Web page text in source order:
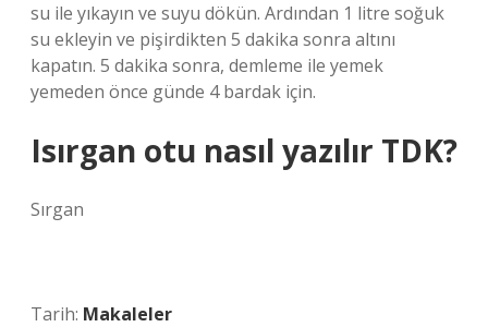
su ile yıkayın ve suyu dökün. Ardından 1 litre soğuk
su ekleyin ve pişirdikten 5 dakika sonra altını
kapatın. 5 dakika sonra, demleme ile yemek
yemeden önce günde 4 bardak için.
Isırgan otu nasıl yazılır TDK?
Sırgan
Tarih: Makaleler